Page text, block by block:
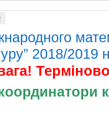
2018/2019